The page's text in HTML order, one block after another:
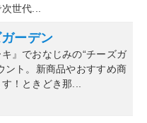
世代...
ガーデン
キ』でおなじみの“チーズガ
ント。新商品やおすすめ商
！ときどき那...